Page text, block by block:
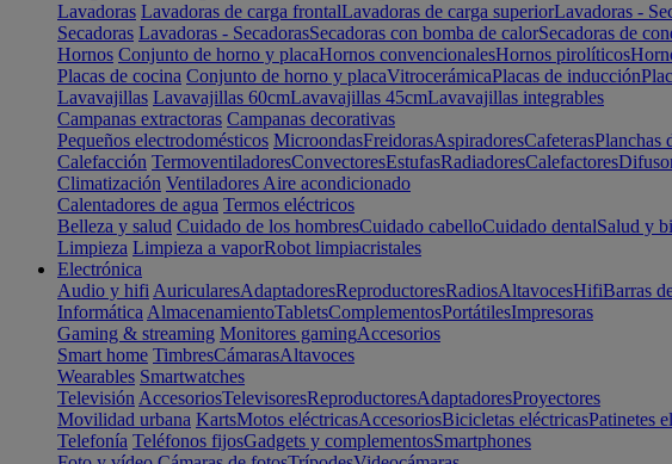
Lavadoras Lavadoras de carga frontalLavadoras de carga superiorLavadoras -
Secadoras Lavadoras - SecadorasSecadoras con bomba de calorSecadoras de
Hornos Conjunto de horno y placaHornos convencionalesHornos pirolíticos
Placas de cocina Conjunto de horno y placaVitrocerámicaPlacas de inducción
Lavavajillas Lavavajillas 60cmLavavajillas 45cmLavavajillas integrables
Campanas extractoras Campanas decorativas
Pequeños electrodomésticos MicroondasFreidorasAspiradoresCafeterasPlanchas
Calefacción TermoventiladoresConvectoresEstufasRadiadoresCalefactores
Climatización Ventiladores Aire acondicionado
Calentadores de agua Termos eléctricos
Belleza y salud Cuidado de los hombresCuidado cabelloCuidado dentalSalud y
Limpieza Limpieza a vaporRobot limpiacristales
Electrónica
Audio y hifi AuricularesAdaptadoresReproductoresRadiosAltavocesHifiBarras
Informática AlmacenamientoTabletsComplementosPortátilesImpresoras
Gaming & streaming Monitores gamingAccesorios
Smart home TimbresCámarasAltavoces
Wearables Smartwatches
Televisión AccesoriosTelevisoresReproductoresAdaptadoresProyectores
Movilidad urbana KartsMotos eléctricasAccesoriosBicicletas eléctricasPatinetes
Telefonía Teléfonos fijosGadgets y complementosSmartphones